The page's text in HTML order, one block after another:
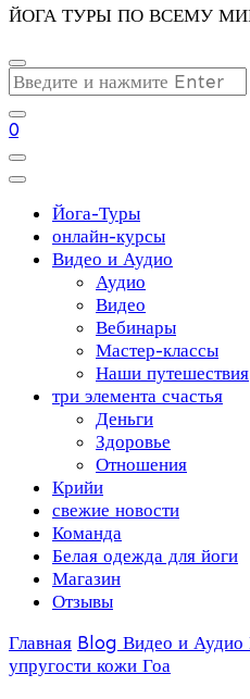
ЙОГА ТУРЫ ПО ВСЕМУ
Ищите
что-
то?
0
Йога-Туры
онлайн-курсы
Видео и Аудио
Аудио
Видео
Вебинары
Мастер-классы
Наши путешествия
три элемента счастья
Деньги
Здоровье
Отношения
Крийи
свежие новости
Команда
Белая одежда для йоги
Магазин
Отзывы
Главная Blog Видео и Аудио
упругости кожи Гоа